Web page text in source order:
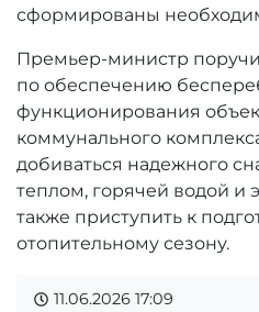
сформированы
Премьер-министр
по обеспечению
функционирования
коммунального
добиваться надежного
теплом, горячей водой и
также приступить к
отопительному сезону.
11.06.2026 17:09